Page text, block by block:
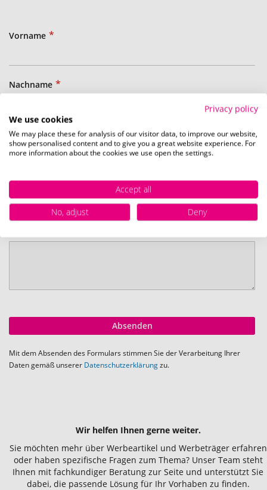
Vorname
Nachname
E-Mail
Telefonnummer
Absenden
Mit dem Absenden des Formulars stimmen Sie der Verarbeitung Ihrer
Daten gemäß unserer Datenschutzerklärungzu.
Wir helfen Ihnen gerne weiter.
Sie möchten mehr über Werbeartikel und Werbeträger erfahren
oder haben spezifische Fragen zum Thema? Unser Team steht
Ihnen mit fachkundiger Beratung zur Seite und unterstützt Sie
dabei, die passende Lösung für Ihr Vorhaben zu finden.
Privacy policy
We use cookies
We may place these for analysis of our visitor data, to improve our website,
show personalised content and to give you a great website experience. For
more information about the cookies we use open the settings.
Accept all
No, adjust
Deny